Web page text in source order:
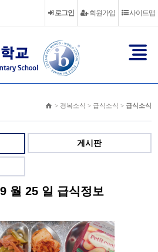
사이트맵
회원가입
로그인
> 경복소식 > 급식소식 > 급식소식
게시판
월 25 일 급식정보